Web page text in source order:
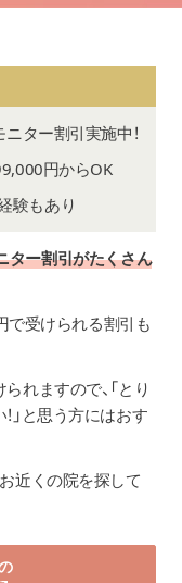
ター割引実施中！
円からOK
験もあり
ター割引がたくさん
で受けられる割引も
れますので、「とり
」と思う方にはおす
近くの院を探して